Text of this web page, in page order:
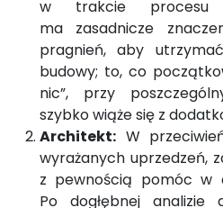
w trakcie procesu
ma zasadnicze
pragnień, aby
budowy; to, co
nic”, przy
szybko wiąże się z
Architekt: W
wyrażanych uprzedzeń,
z pewnością pomóc w
Po dogłębnej analizie